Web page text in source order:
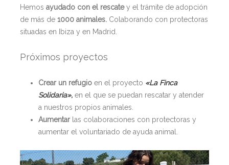
Hemos ayudado con el rescatey el trámite de adopción
de más de 1000 animales. Colaborando con protectoras
situadas en Ibiza y en Madrid.
Próximos proyectos
Crear un refugio en el proyecto «La Finca
Solidaria», en el que se puedan rescatar y atender
a nuestros propios animales.
Aumentarlas colaboraciones con protectoras y
aumentar el voluntariado de ayuda animal.